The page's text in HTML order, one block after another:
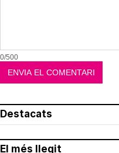
0/500
Destacats
El més llegit